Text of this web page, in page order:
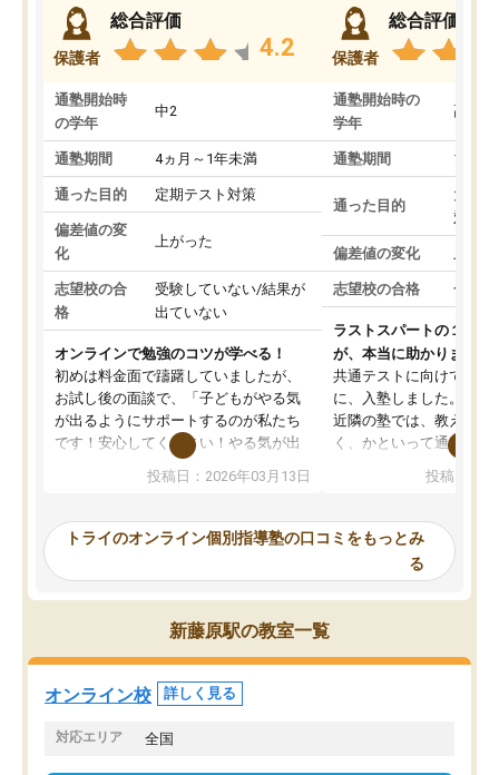
保護者
総合評価
4.2
通塾開始時
の学年
中2
通塾期間 4ヵ月～1年未満
通った目的 定期テスト対策
偏差値の変
化
上がった
志望校の合
格
受験していない/結果が
出ていない
オンラインで勉強のコツが学べる！
初めは料金面で躊躇していましたが、
お試し後の面談で、「子どもがやる気
が出るようにサポートするのが私たち
です！安心してください！やる気が出
ないのは私たち講師の責任です」と言
ってくださり、確かに！と考えて、思
ったんですが、学生の先生から学ぶこ
み、徐々に成績が上がったらいいなと
思っていました。何が今足りないのか
を的確に指導いただき、子どももびっ
くりするほど楽しんでやる気を持って
塾を受けています。狙い通り、少しず
つ成績も上がり、苦手意識も無くなっ
てきたので、さらに苦手な数学も追加
でお願いしました。来年の高校受験に
投稿日：2026年03月13日
保護者
総合評価
通塾開始時の
学年
高3
通塾期間 1～3
通った目的
大学
対策
偏差値の変化
志望校の合格 合格
ラストスパートの１か月
が、本当に助かりました
共通テストに向けての追
に、入塾しました。田舎
近隣の塾では、教えても
く、かといって通うには
可能なので本当に助か
らないところをピンポイ
頂いて、とてもわかり
していました。一生を
スト、多少お金がかかっ
投稿日：
トライのオンライン個別指導塾の口コミをもっとみ
る
新藤原駅の教室一覧
オンライン校 詳しく見る
対応エリア 全国